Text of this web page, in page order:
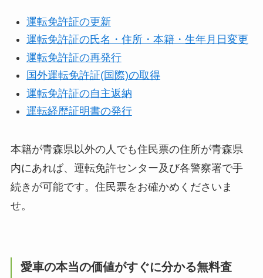
運転免許証の更新
運転免許証の氏名・住所・本籍・生年月日変更
運転免許証の再発行
国外運転免許証(国際)の取得
運転免許証の自主返納
運転経歴証明書の発行
本籍が青森県以外の人でも住民票の住所が青森県
内にあれば、運転免許センター及び各警察署で手
続きが可能です。住民票をお確かめくださいま
せ。
愛車の本当の価値がすぐに分かる無料査